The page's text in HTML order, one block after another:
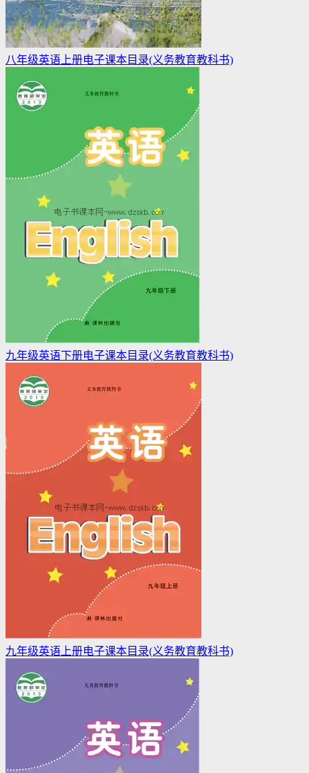
八年级英语上册电子课本目录(义务教育教科书)
九年级英语下册电子课本目录(义务教育教科书)
九年级英语上册电子课本目录(义务教育教科书)